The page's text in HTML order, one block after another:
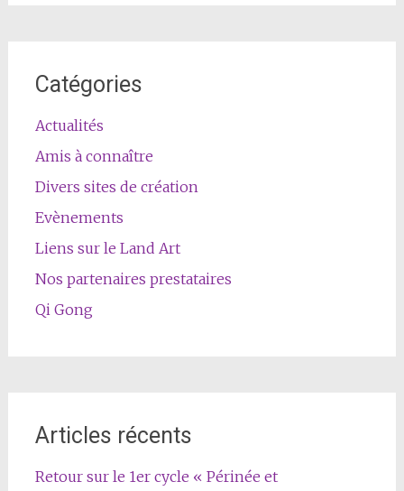
Catégories
Actualités
Amis à connaître
Divers sites de création
Evènements
Liens sur le Land Art
Nos partenaires prestataires
Qi Gong
Articles récents
Retour sur le 1er cycle « Périnée et